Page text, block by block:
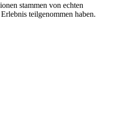
stammen von echten
teilgenommen haben.